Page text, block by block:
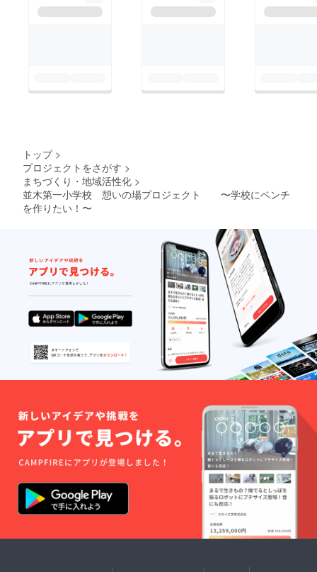
トップ >
プロジェクトをさがす >
まちづくり・地域活性化 >
並木第一小学校 憩いの場プロジェクト 〜学校にベンチ
を作りたい！〜